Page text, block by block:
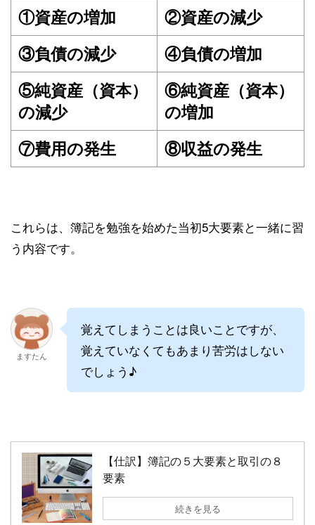
①資産の増加
②資産の減少
③負債の減少
④負債の増加
⑤純資産（資本）
の減少
⑥純資産（資本）
の増加
⑦費用の発生
⑧収益の発生
これらは、簿記を勉強を始めた当初5大要素と一緒に習
う内容です。
ますたん
覚えてしまうことは良いことですが、
覚えていなくてもあまり苦労はしない
でしょう♪
【仕訳】簿記の５大要素と取引の８
要素
続きを見る